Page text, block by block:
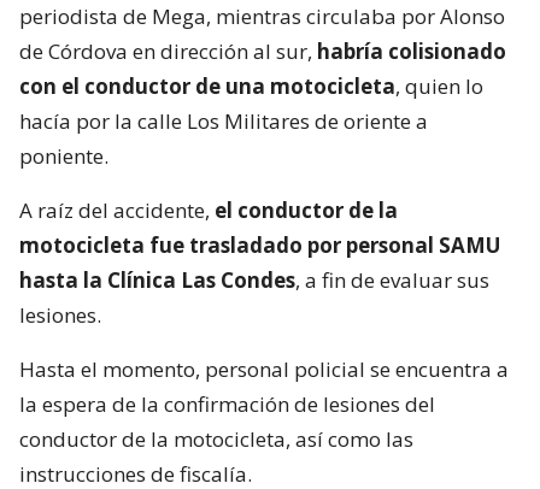
periodista de Mega, mientras circulaba por Alonso
de Córdova en dirección al sur, habría colisionado
con el conductor de una motocicleta, quien lo
hacía por la calle Los Militares de oriente a
poniente.
A raíz del accidente, el conductor de la
motocicleta fue trasladado por personal SAMU
hasta la Clínica Las Condes, a fin de evaluar sus
lesiones.
Hasta el momento, personal policial se encuentra a
la espera de la confirmación de lesiones del
conductor de la motocicleta, así como las
instrucciones de fiscalía.